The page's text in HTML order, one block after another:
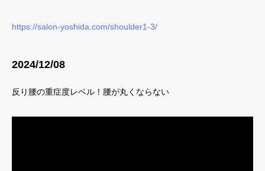
https://salon-yoshida.com/shoulder1-3/
2024/12/08
反り腰の重症度レベル！腰が丸くならない